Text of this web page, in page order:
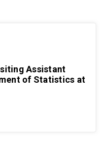
Assistant
of Statistics at